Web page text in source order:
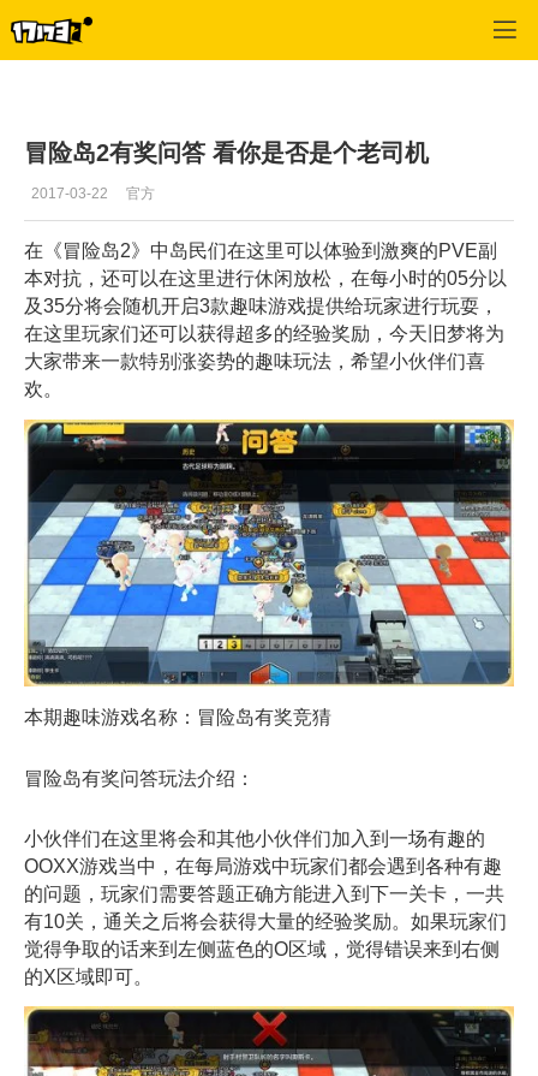
冒险岛2有奖问答 看你是否是个老司机
2017-03-22 官方
在《冒险岛2》中岛民们在这里可以体验到激爽的PVE副
本对抗，还可以在这里进行休闲放松，在每小时的05分以
及35分将会随机开启3款趣味游戏提供给玩家进行玩耍，
在这里玩家们还可以获得超多的经验奖励，今天旧梦将为
大家带来一款特别涨姿势的趣味玩法，希望小伙伴们喜
欢。
本期趣味游戏名称：冒险岛有奖竞猜
冒险岛有奖问答玩法介绍：
小伙伴们在这里将会和其他小伙伴们加入到一场有趣的
OOXX游戏当中，在每局游戏中玩家们都会遇到各种有趣
的问题，玩家们需要答题正确方能进入到下一关卡，一共
有10关，通关之后将会获得大量的经验奖励。如果玩家们
觉得争取的话来到左侧蓝色的O区域，觉得错误来到右侧
的X区域即可。